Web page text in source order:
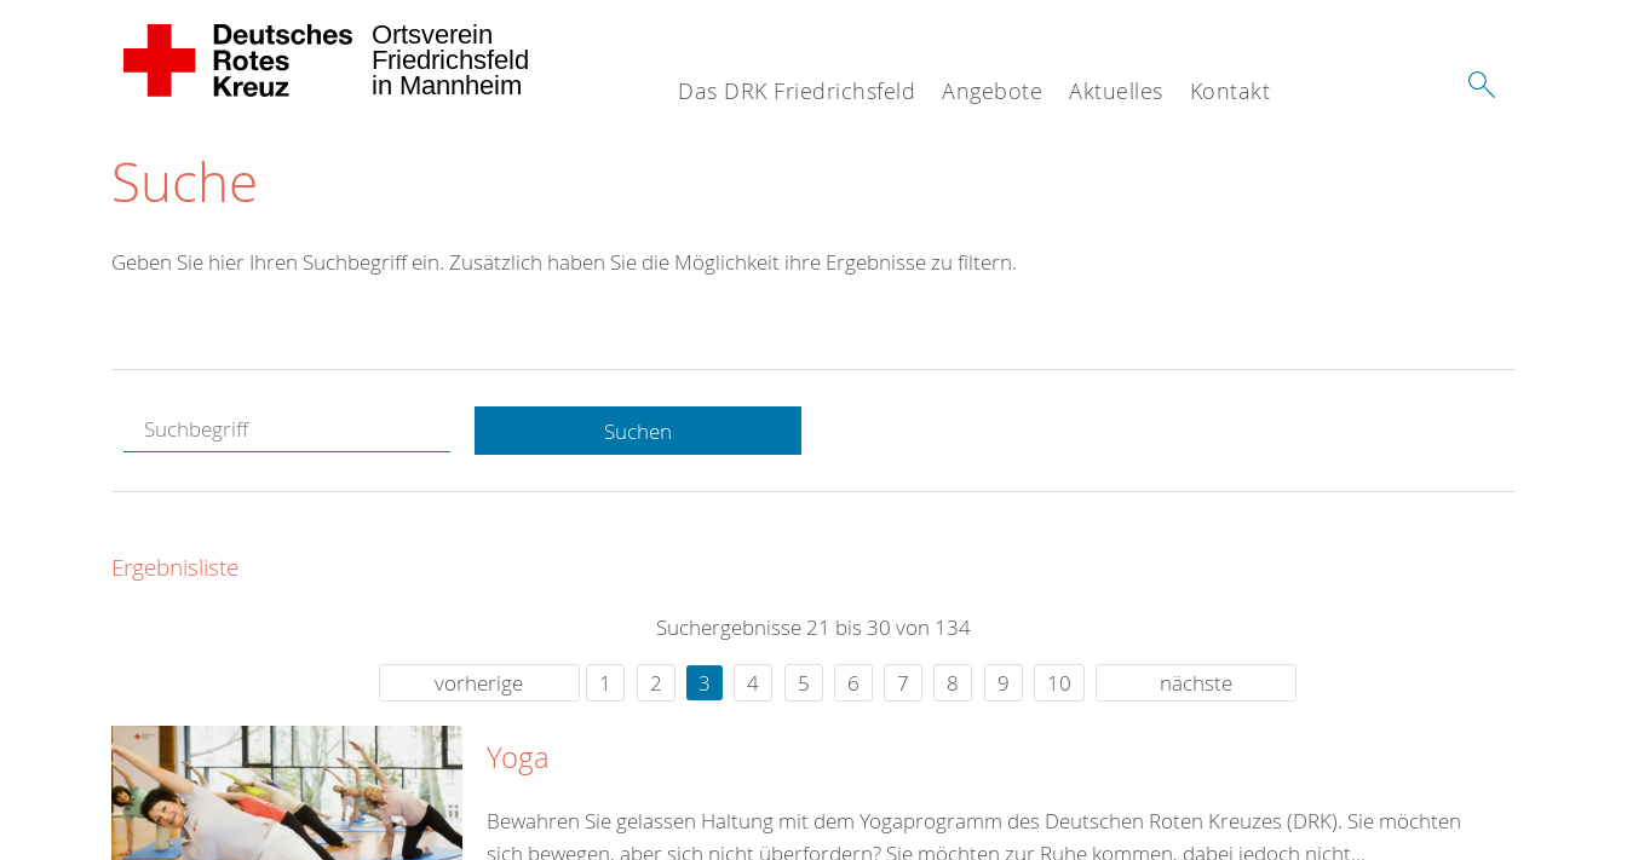
Das DRK Friedrichsfeld Angebote Aktuelles Kontakt
Ortsverein
Friedrichsfeld
in Mannheim
Suche
Hotline.
gerne.
rund um die Uhr
Geben Sie hier Ihren Suchbegriff ein. Zusätzlich haben Sie die Möglichkeit ihre Ergebnisse zu filtern.
Suchen
Ergebnisliste
Suchergebnisse 21 bis 30 von 134
vorherige
1 2 3 4 5 6 7 8 9 10 nächste
Yoga
Bewahren Sie gelassen Haltung mit dem Yogaprogramm des Deutschen Roten Kreuzes (DRK). Sie möchten
sich bewegen, aber sich nicht überfordern? Sie möchten zur Ruhe kommen, dabei jedoch nicht...